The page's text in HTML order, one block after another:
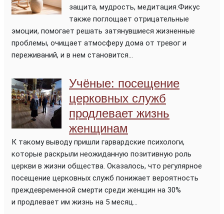
защита, мудрость, медитация.Фикус
также поглощает отрицательные
эмоции, помогает решать затянувшиеся жизненные
проблемы, очищает атмосферу дома от тревог и
переживаний, и в нем становится...
Учёные: посещение
церковных служб
продлевает жизнь
женщинам
К такому выводу пришли гарвардские психологи,
которые раскрыли неожиданную позитивную роль
церкви в жизни общества. Оказалось, что регулярное
посещение церковных служб понижает вероятность
преждевременной смерти среди женщин на 30%
и продлевает им жизнь на 5 месяц...